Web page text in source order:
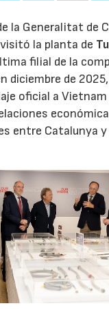
la Generalitat de
la planta de
filial de la
diciembre de
oficial a Vietnam
entre Catalunya y